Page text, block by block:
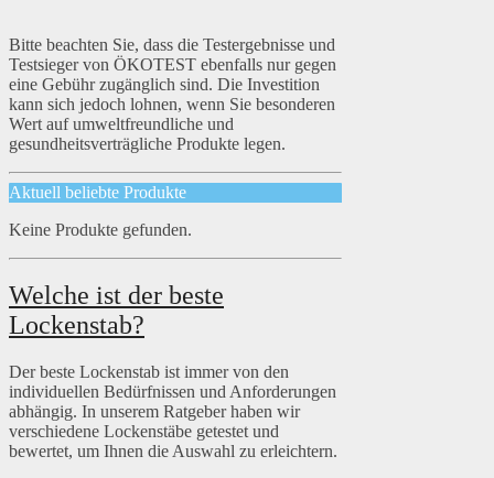
Bitte beachten Sie, dass die Testergebnisse und
Testsieger von ÖKOTEST ebenfalls nur gegen
eine Gebühr zugänglich sind. Die Investition
kann sich jedoch lohnen, wenn Sie besonderen
Wert auf umweltfreundliche und
gesundheitsverträgliche Produkte legen.
Aktuell beliebte Produkte
Keine Produkte gefunden.
Welche ist der beste
Lockenstab?
Der beste Lockenstab ist immer von den
individuellen Bedürfnissen und Anforderungen
abhängig. In unserem Ratgeber haben wir
verschiedene Lockenstäbe getestet und
bewertet, um Ihnen die Auswahl zu erleichtern.